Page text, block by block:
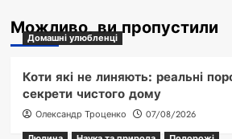
Можливо, ви пропустили
Домашні улюбленці
Коти які не линяють: реальні
секрети чистого дому
Олександр Троценко
07/08/2026